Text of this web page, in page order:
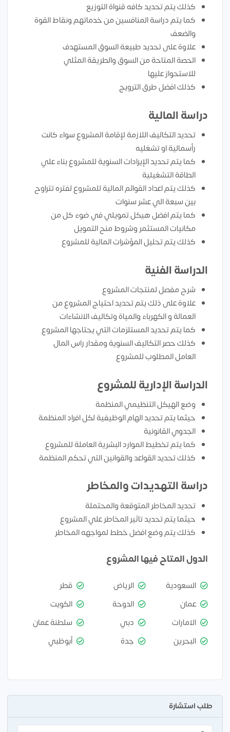
كذلك يتم تحديد كافه قنواة التوزيع
كما يتم دراسة المنافسين من خدماتهم ونقاط القوة
والضعف
علاوة على تحديد طبيعة السوق المستهدف
الحصة المتاحة من السوق والطريقة المثلي
للاستحواز عليها
كذلك افضل طرق الترويج
دراسة المالية
تحديد التكاليف اللازمة لإقامة المشروع سواء كانت
رأسمالية او تشغليه
كما يتم تحديد الإيرادات السنوية للمشروع بناء علي
الطاقة التشغيلية
كذلك يتم اعداد القوائم المالية للمشروع لفتره تتراوح
بين سبعة الي عشر سنوات
كما يتم افضل هيكل تمويلي في ضوء كل من
مكانيات المستثمر وشروط منح التمويل
كذلك يتم تحليل المؤشرات المالية للمشروع
الدراسة الفنية
شرح مفصل لمنتجات المشروع
علاوة على ذلك يتم تحديد احتياج المشروع من
العمالة و الكهرباء والمياة وتكاليف الانشاءات
كما يتم تحديد المستلزمات التي يحتاجها المشروع
كذلك حصر التكاليف السنوية ومقدار راس المال
العامل المطلوب للمشروع
الدراسة الإدارية للمشروع
وضع الهيكل التنظيمي المنظمة
حيثما يتم تحديد الهام الوظيفية لكل افراد المنظمة
الجدوي القانونية
كما يتم تخطيط الموارد البشرية العاملة للمشروع
كذلك تحديد القواعد والقوانين التي تحكم المنظمة
دراسة التهديدات والمخاطر
تحديد المخاطر المتوقعة والمحتملة
حيثما يتم تحديد تاثير المخاطر علي المشروع
كذلك يتم وضع افضل خطط لمواجهه المخاطر
الدول المتاح فيها المشروع
السعودية الرياض
قطر
عمان
الدوحة
الكويت
الامارات
دبي
سلطنة عمان
البحرين
جدة أبوظبي
طلب استشارة